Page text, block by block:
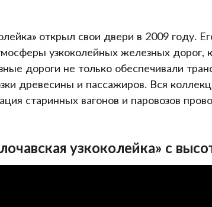
открыл свои двери в 2009 году.
узкоколейных железных дорог,
дороги не только обеспечивали
древесины и пассажиров. Вся
старинных вагонов и паровозов
узкоколейка» с